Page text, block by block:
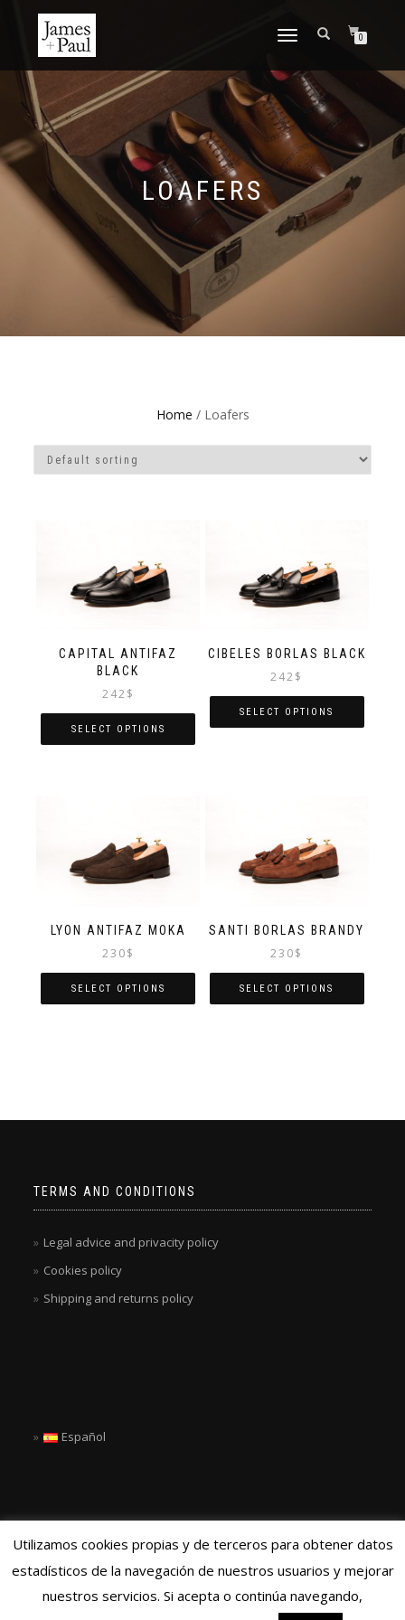
TOGGLE NAVIGATION
0
LOAFERS
Home / Loafers
CAPITAL ANTIFAZ
BLACK
242$
SELECT OPTIONS
CIBELES BORLAS BLACK
242$
SELECT OPTIONS
LYON ANTIFAZ MOKA
230$
SELECT OPTIONS
SANTI BORLAS BRANDY
230$
SELECT OPTIONS
TERMS AND CONDITIONS
Legal advice and privacity policy
Cookies policy
Shipping and returns policy
Español
© 2017 MS GLOBAL COMMERCE, S.L.
Utilizamos cookies propias y de terceros para obtener datos
estadísticos de la navegación de nuestros usuarios y mejorar
nuestros servicios. Si acepta o continúa navegando,